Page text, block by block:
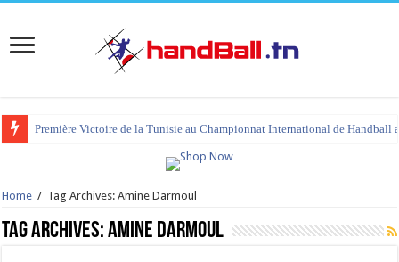
Première Victoire de la Tunisie au Championnat International de Handball
tournoi international Hammamet 2023 : programme et liste des joueurs
Home / Tag Archives: Amine Darmoul
Tag Archives:Amine Darmoul